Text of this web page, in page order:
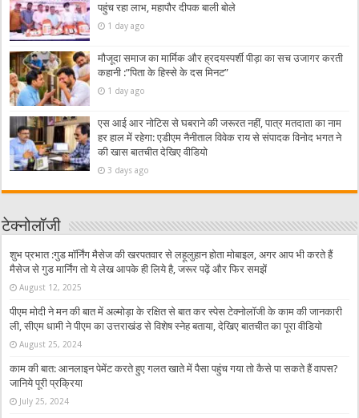
पहुंच रहा लाभ, महापौर दीपक बाली बोले
1 day ago
मौजूदा समाज का मार्मिक और ह्रदयस्पर्शी पीड़ा का सच उजागर करती
कहानी :”पिता के हिस्से के दस मिनट”
1 day ago
एस आई आर नोटिस से घबराने की जरूरत नहीं, पात्र मतदाता का नाम
हर हाल में रहेगा: एडीएम नैनीताल विवेक राय से संपादक विनोद भगत ने
की खास बातचीत देखिए वीडियो
3 days ago
टेक्नोलॉजी
शुभ प्रभात :गुड मॉर्निंग मैसेज की खरपतवार से लहूलुहान होता मोबाइल, अगर आप भी करते हैं
मैसेज से गुड मार्निंग तो ये लेख आपके ही लिये है, जरूर पढ़ें और फिर समझें
August 12, 2025
पीएम मोदी ने मन की बात में अल्मोड़ा के रक्षित से बात कर स्पेस टेक्नोलॉजी के काम की जानकारी
ली, सीएम धामी ने पीएम का उत्तराखंड से विशेष स्नेह बताया, देखिए बातचीत का पूरा वीडियो
August 25, 2024
काम की बात: आनलाइन पेमेंट करते हुए गलत खाते में पैसा पहुंच गया तो कैसे पा सकते हैं वापस?
जानिये पूरी प्रक्रिया
July 25, 2024